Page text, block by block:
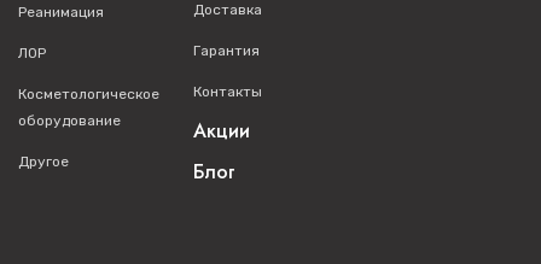
Реанимация
ЛОР
Косметологическое
оборудование
Другое
Доставка
Гарантия
Контакты
Акции
Блог